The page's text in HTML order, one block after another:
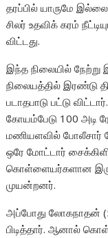
தரப்பில் யாருமே
சிலர் உதவிக் கரம்
விட்டது.
இந்த நிலையில்
நிலையத்தில் இரண்டு
படாதபாடு பட்டு விட்டார்.
கோயம்பேடு 100 அடி
மணியளவில் போலீசார்
ஒரே மோட்டார்
கொள்ளையர்களான
முயன்றனர்.
அப்போது லோகநாதன்
பிடித்தார். ஆனால்